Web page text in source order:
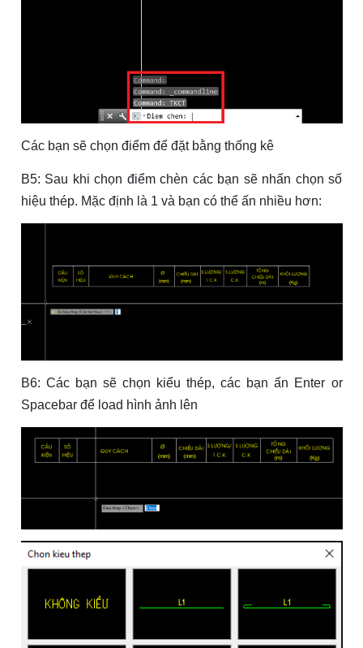
Các bạn sẽ chọn điểm để đặt bằng thống kê
B5: Sau khi chọn điểm chèn các bạn sẽ nhấn chọn số
hiệu thép. Mặc định là 1 và bạn có thể ấn nhiều hơn:
B6: Các bạn sẽ chọn kiểu thép, các bạn ấn Enter or
Spacebar để load hình ảnh lên